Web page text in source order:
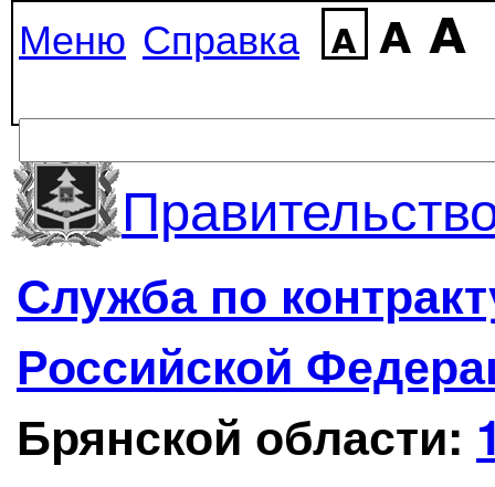
Меню Справка
Служба по
Российской
Брянской области: